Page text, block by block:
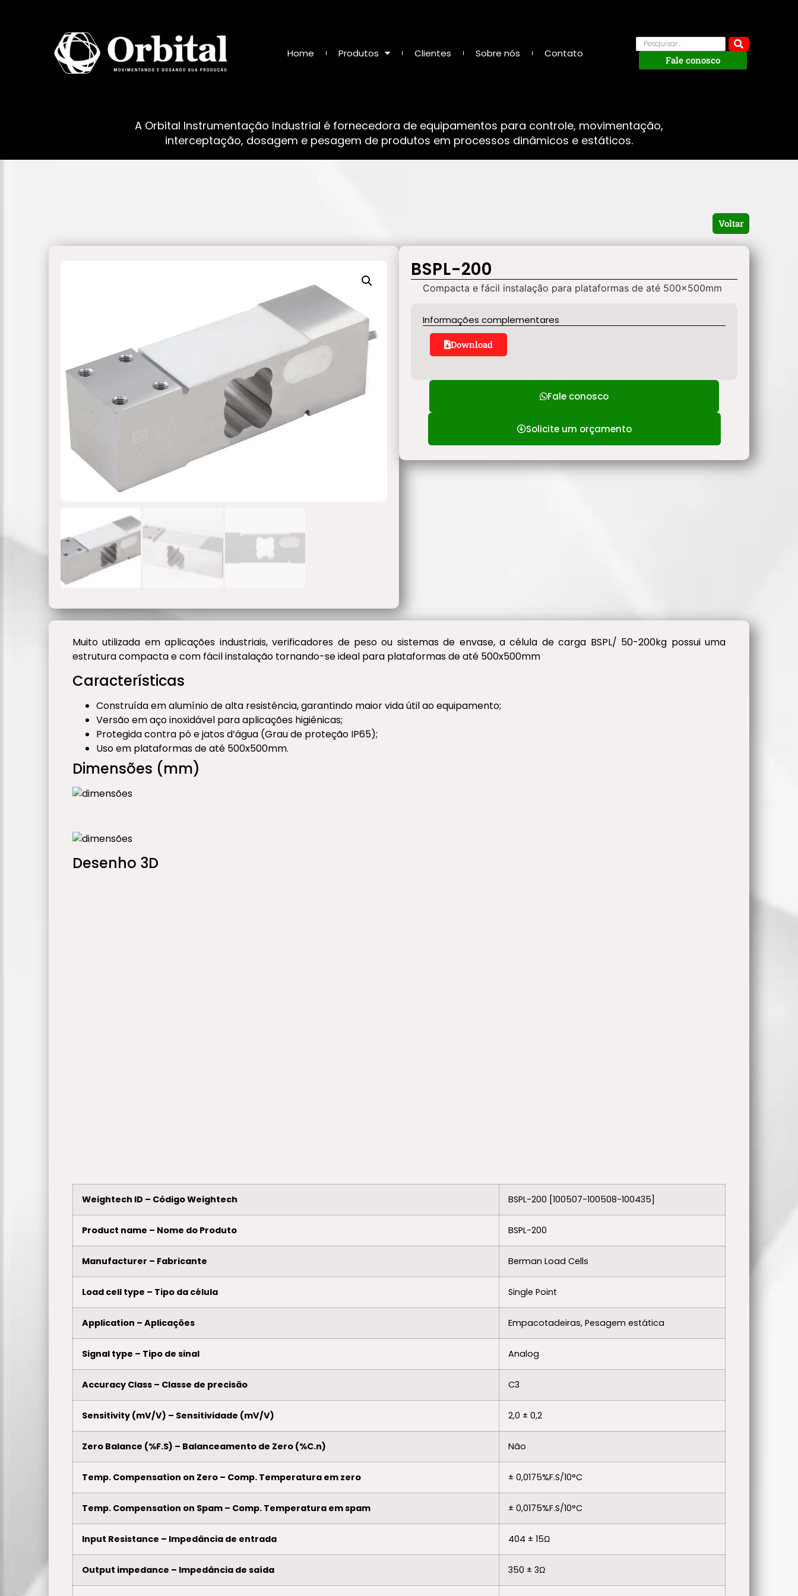
Home Produtos Clientes Sobre nós Contato
Fale conosco
A Orbital Instrumentação Industrial é fornecedora de equipamentos para controle, movimentação,
interceptação, dosagem e pesagem de produtos em processos dinâmicos e estáticos.
Voltar
BSPL-200
Compacta e fácil instalação para plataformas de até 500x500mm
Informações complementares
Download
Fale conosco
Solicite um orçamento
Muito utilizada em aplicações industriais, verificadores de peso ou sistemas de envase, a célula de carga BSPL/ 50-200kg possui uma
estrutura compacta e com fácil instalação tornando-se ideal para plataformas de até 500x500mm
Características
Construída em alumínio de alta resistência, garantindo maior vida útil ao equipamento;
Versão em aço inoxidável para aplicações higiênicas;
Protegida contra pó e jatos d’água (Grau de proteção IP65);
Uso em plataformas de até 500x500mm.
Dimensões (mm)
Desenho 3D
Weightech ID – Código Weightech BSPL-200 [100507-100508-100435]
Product name – Nome do Produto BSPL-200
Manufacturer – Fabricante Berman Load Cells
Load cell type – Tipo da célula Single Point
Application – Aplicações Empacotadeiras, Pesagem estática
Signal type – Tipo de sinal Analog
Accuracy Class – Classe de precisão C3
Sensitivity (mV/V) – Sensitividade (mV/V) 2,0 ± 0,2
Zero Balance (%F.S) – Balanceamento de Zero (%C.n) Não
Temp. Compensation on Zero – Comp. Temperatura em zero ± 0,0175%F.S/10°C
Temp. Compensation on Spam – Comp. Temperatura em spam ± 0,0175%F.S/10°C
Input Resistance – Impedância de entrada 404 ± 15Ω
Output impedance – Impedância de saída 350 ± 3Ω